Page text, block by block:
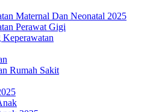
Maternal Dan Neonatal 2025
Perawat Gigi
Rumah Sakit